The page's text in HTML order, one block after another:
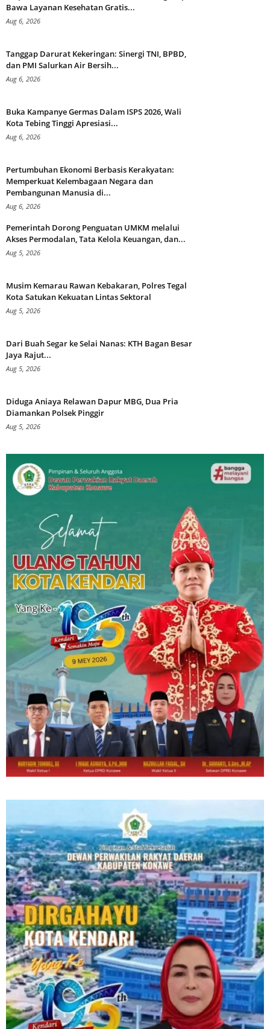
Bawa Layanan Kesehatan Gratis...
Aug 6, 2026
Tanggap Darurat Kekeringan: Sinergi TNI, BPBD,
dan PMI Salurkan Air Bersih...
Aug 6, 2026
Buka Kampanye Germas Dalam ISPS 2026, Wali
Kota Tebing Tinggi Apresiasi...
Aug 6, 2026
Pertumbuhan Ekonomi Berbasis Kerakyatan:
Memperkuat Kelembagaan Negara dan
Pembangunan Manusia di...
Aug 6, 2026
Pemerintah Dorong Penguatan UMKM melalui
Akses Permodalan, Tata Kelola Keuangan, dan...
Aug 5, 2026
Musim Kemarau Rawan Kebakaran, Polres Tegal
Kota Satukan Kekuatan Lintas Sektoral
Aug 5, 2026
Dari Buah Segar ke Selai Nanas: KTH Bagan Besar
Jaya Rajut...
Aug 5, 2026
Diduga Aniaya Relawan Dapur MBG, Dua Pria
Diamankan Polsek Pinggir
Aug 5, 2026